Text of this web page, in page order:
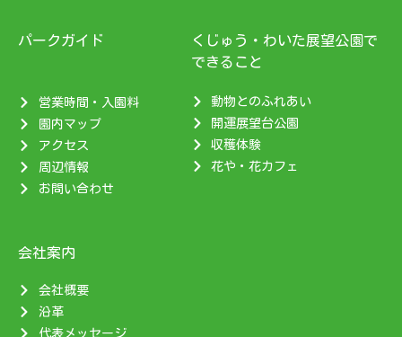
パークガイド
営業時間・入園料
園内マップ
アクセス
周辺情報
お問い合わせ
くじゅう・わいた展望公園で
できること
動物とのふれあい
開運展望台公園
収穫体験
花や・花カフェ
会社案内
会社概要
沿革
代表メッセージ